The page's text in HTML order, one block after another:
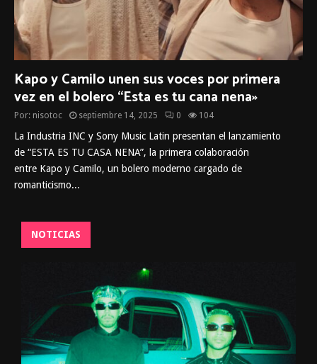
Kapo y Camilo unen sus voces por primera
vez en el bolero “Esta es tu cana nena»
Por: nisotoc septiembre 14, 2025 0 104
La Industria INC y Sony Music Latin presentan el lanzamiento
de “ESTA ES TU CASA NENA”, la primera colaboración
entre Kapo y Camilo, un bolero moderno cargado de
romanticismo...
NOTICIAS